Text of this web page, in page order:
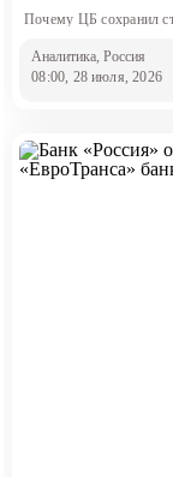
Почему ЦБ сохранил
Аналитика, Россия
08:00, 28 июля, 2026